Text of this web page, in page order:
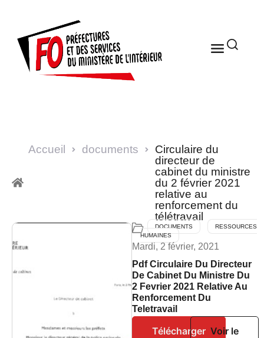
Accueil documents
Circulaire du
directeur de
cabinet du ministre
du 2 février 2021
relative au
renforcement du
télétravail
DOCUMENTS
RESSOURCES
HUMAINES
Mardi, 2 février, 2021
Pdf Circulaire Du Directeur
De Cabinet Du Ministre Du
2 Fevrier 2021 Relative Au
Renforcement Du
Teletravail
Télécharger Voir le